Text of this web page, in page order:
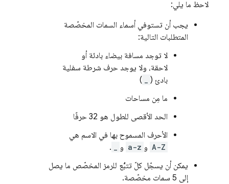
لاحظ ما يلي:
يجب أن تستوفي أسماء السمات المخصّصة
المتطلبات التالية:
لا توجد مسافة بيضاء بادئة أو
لاحقة، ولا يوجد حرف شرطة سفلية
بادئ (
)
ما مِن مساحات
الحد الأقصى للطول هو 32 حرفًا
الأحرف المسموح بها في الاسم هي
A-Z و a-z و
.
يمكن أن يسجّل كلّ تتبُّع للرمز المخصّص ما يصل
إلى 5 سمات مخصّصة.